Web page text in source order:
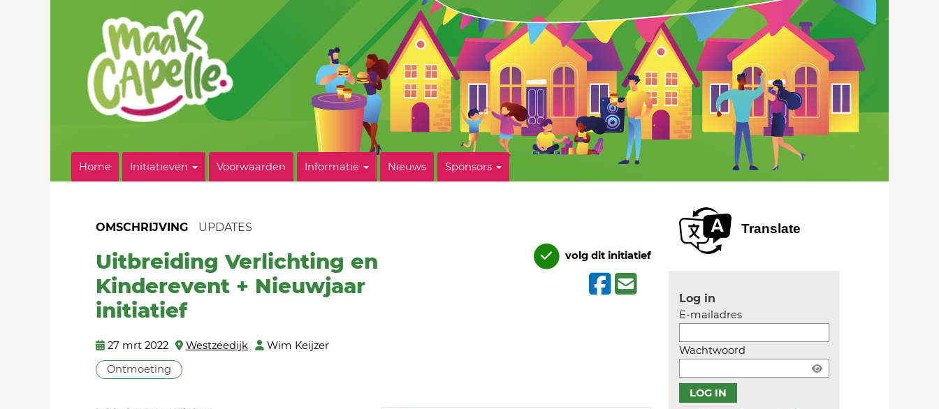
Home Initiatieven Voorwaarden Informatie Nieuws Sponsors
OMSCHRIJVING UPDATES
Uitbreiding Verlichting en
Kinderevent + Nieuwjaar
initiatief
27 mrt 2022 Westzeedijk
Wim Keijzer
Ontmoeting
volg dit initiatief
Translate
Log in
E-mailadres
Wachtwoord